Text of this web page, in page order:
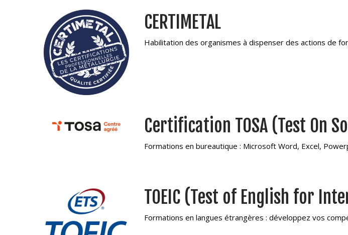
CERTIMETAL
Habilitation des organismes à dispenser des actions de
Certification TOSA (Test On
Formations en bureautique : Microsoft Word, Excel,
TOEIC (Test of English for
Formations en langues étrangères : développez vos